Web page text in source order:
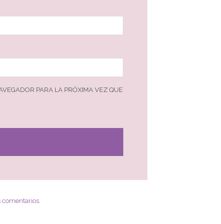
PARA LA PRÓXIMA VEZ QUE
comentarios.